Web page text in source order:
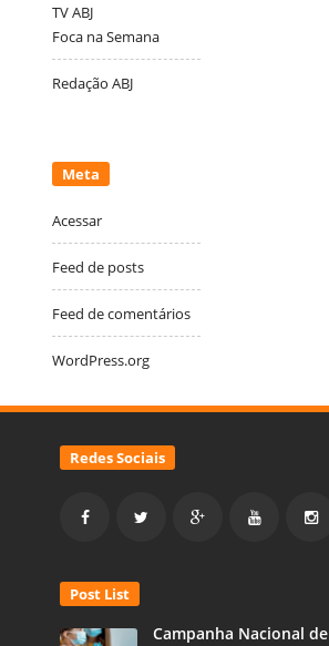
TV ABJ
Foca na Semana
Redação ABJ
Meta
Acessar
Feed de posts
Feed de comentários
WordPress.org
Redes Sociais
Post List
Campanha Nacional de